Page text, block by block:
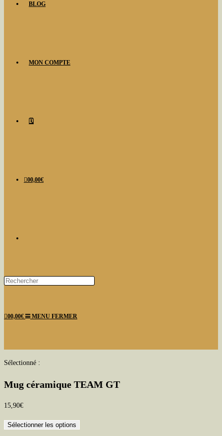
BLOG
MON COMPTE
🗓️
00,00€
00,00€ MENU FERMER
Sélectionné :
Mug céramique TEAM GT
15,90€
Sélectionner les options